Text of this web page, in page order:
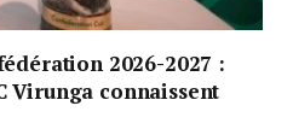
2026-2027 :
Virunga connaissent